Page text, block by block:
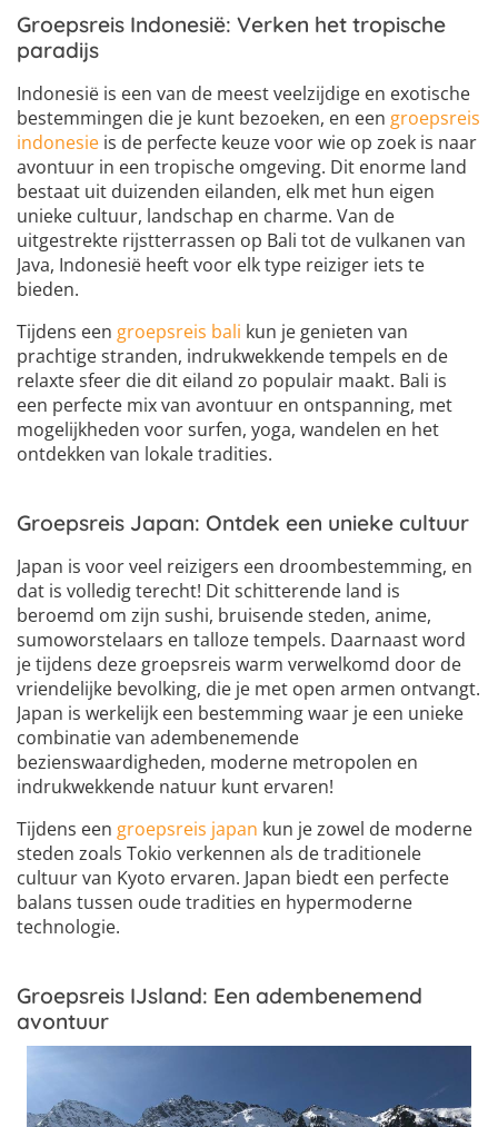
Groepsreis Indonesië: Verken het tropische
paradijs
Indonesië is een van de meest veelzijdige en exotische
bestemmingen die je kunt bezoeken, en een groepsreis
indonesie is de perfecte keuze voor wie op zoek is naar
avontuur in een tropische omgeving. Dit enorme land
bestaat uit duizenden eilanden, elk met hun eigen
unieke cultuur, landschap en charme. Van de
uitgestrekte rijstterrassen op Bali tot de vulkanen van
Java, Indonesië heeft voor elk type reiziger iets te
bieden.
Tijdens een groepsreis bali kun je genieten van
prachtige stranden, indrukwekkende tempels en de
relaxte sfeer die dit eiland zo populair maakt. Bali is
een perfecte mix van avontuur en ontspanning, met
mogelijkheden voor surfen, yoga, wandelen en het
ontdekken van lokale tradities.
Groepsreis Japan: Ontdek een unieke cultuur
Japan is voor veel reizigers een droombestemming, en
dat is volledig terecht! Dit schitterende land is
beroemd om zijn sushi, bruisende steden, anime,
sumoworstelaars en talloze tempels. Daarnaast word
je tijdens deze groepsreis warm verwelkomd door de
vriendelijke bevolking, die je met open armen ontvangt.
Japan is werkelijk een bestemming waar je een unieke
combinatie van adembenemende
bezienswaardigheden, moderne metropolen en
indrukwekkende natuur kunt ervaren!
Tijdens een groepsreis japan kun je zowel de moderne
steden zoals Tokio verkennen als de traditionele
cultuur van Kyoto ervaren. Japan biedt een perfecte
balans tussen oude tradities en hypermoderne
technologie.
Groepsreis IJsland: Een adembenemend
avontuur